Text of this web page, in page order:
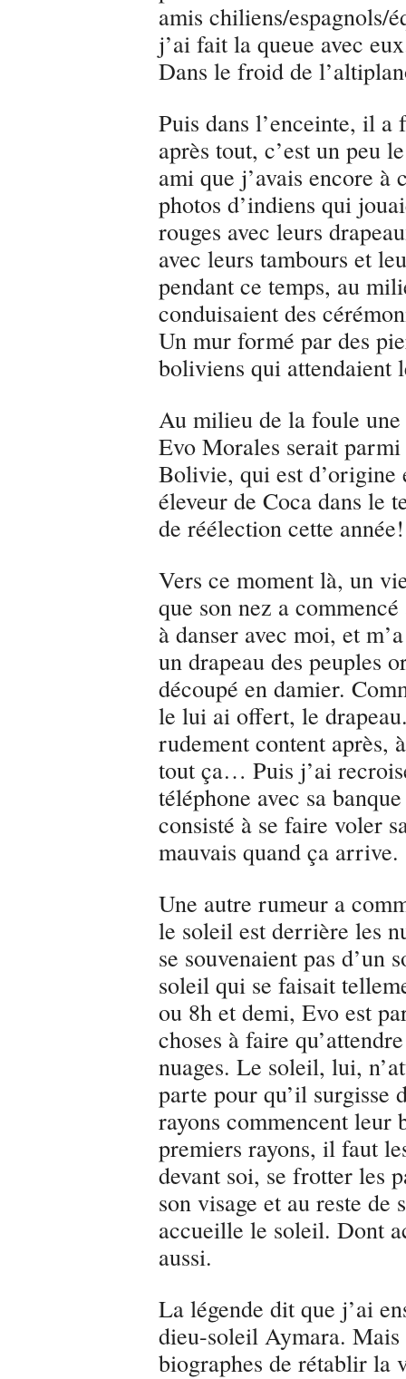
amis chiliens/espagnols/
j’ai fait la queue avec
Dans le froid de
Puis dans l’enceinte, il
après tout, c’est un peu
ami que j’avais encore à
photos d’indiens qui
rouges avec leurs
avec leurs tambours et
pendant ce temps, au
conduisaient des
Un mur formé par des
boliviens qui attendaient
Au milieu de la foule
Evo Morales serait
Bolivie, qui est
éleveur de Coca dans le
de réélection cette année!
Vers ce moment là, un
que son nez a
à danser avec moi, et
un drapeau des peuples
découpé en damier.
le lui ai offert, le
rudement content après,
tout ça… Puis j’ai
téléphone avec sa
consisté à se faire voler
mauvais quand ça arrive.
Une autre rumeur a
le soleil est derrière les
se souvenaient pas d’un
soleil qui se faisait
ou 8h et demi, Evo est
choses à faire
nuages. Le soleil, lui,
parte pour qu’il surgisse
rayons commencent leur
premiers rayons, il faut
devant soi, se frotter les
son visage et au reste de
accueille le soleil. Dont
aussi.
La légende dit que j’ai
dieu-soleil Aymara. Mais
biographes de rétablir la